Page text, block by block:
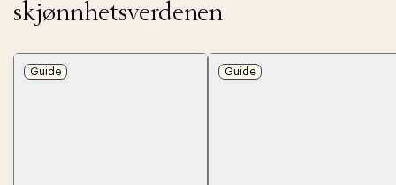
skjønnhetsverdenen
Guide Guide